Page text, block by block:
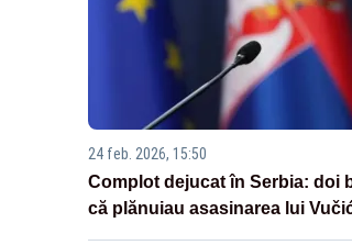
24 feb. 2026, 15:50
Complot dejucat în Serbia: doi
că plănuiau asasinarea lui